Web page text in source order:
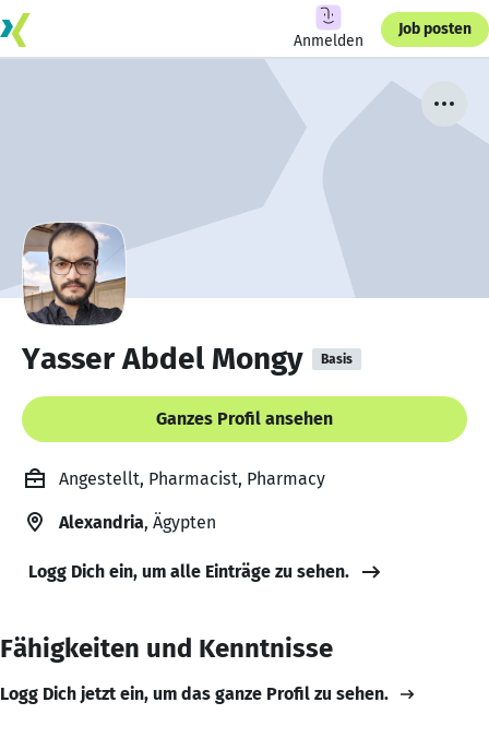
Anmelden
Job posten
Yasser Abdel Mongy Basis
Ganzes Profil ansehen
Angestellt, Pharmacist, Pharmacy
Alexandria, Ägypten
Logg Dich ein, um alle Einträge zu sehen.
Fähigkeiten und Kenntnisse
Logg Dich jetzt ein, um das ganze Profil zu sehen.